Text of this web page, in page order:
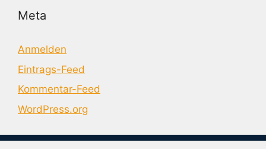
Meta
Anmelden
Eintrags-Feed
Kommentar-Feed
WordPress.org